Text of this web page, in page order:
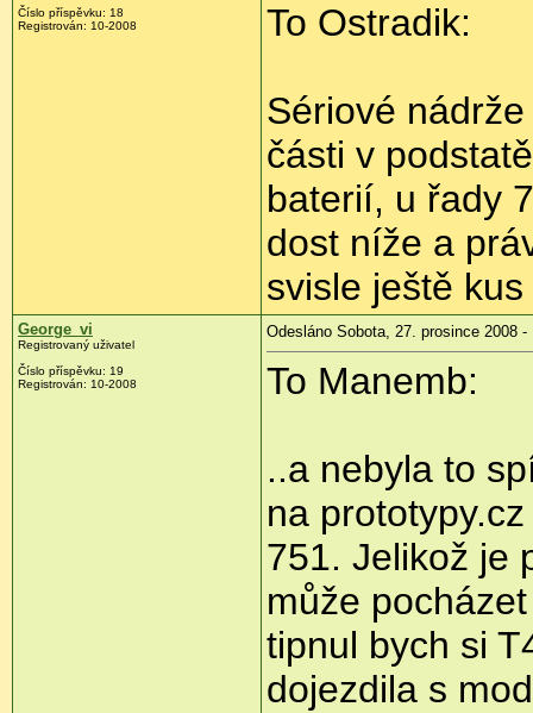
Číslo příspěvku: 18
Registrován: 10-2008 To Ostradik:
Sériové
části v
baterií, u řady
dost níže a
svisle ještě
George_vi
Registrovaný uživatel
Číslo příspěvku: 19
Registrován: 10-2008
Odesláno Sobota, 27. prosince 2008 -
To Manemb:
..a nebyla to
na
751. Jelikož je
může
tipnul bych si
dojezdila s